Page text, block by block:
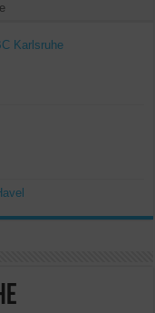
Karlsruhe